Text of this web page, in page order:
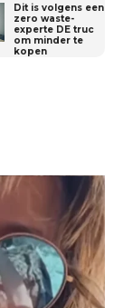
Dit is volgens een
zero waste-
experte DE truc
om minder te
kopen